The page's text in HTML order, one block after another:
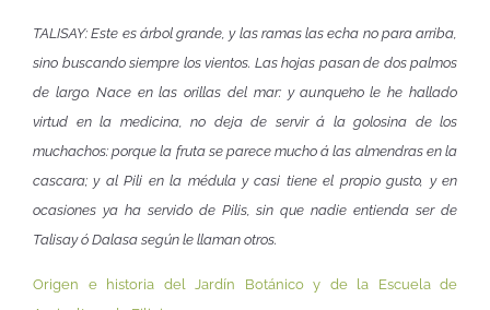
TALISAY: Este es árbol grande, y las ramas las echa no para arriba,
sino buscando siempre los vientos. Las hojas pasan de dos palmos
de largo. Nace en las orillas del mar: y aunque’no le he hallado
virtud en la medicina, no deja de servir á la golosina de los
muchachos: porque la fruta se parece mucho á las almendras en la
cascara; y al Pili en la médula y casi tiene el propio gusto, y en
ocasiones ya ha servido de Pilis, sin que nadie entienda ser de
Talisay ó Dalasa según le llaman otros.
Origen e historia del Jardín Botánico y de la Escuela de